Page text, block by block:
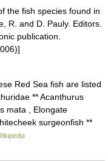
the fish species found in
R. and D. Pauly. Editors.
publication.
Red Sea fish are listed
** Acanthurus
mata , Elongate
surgeonfish **